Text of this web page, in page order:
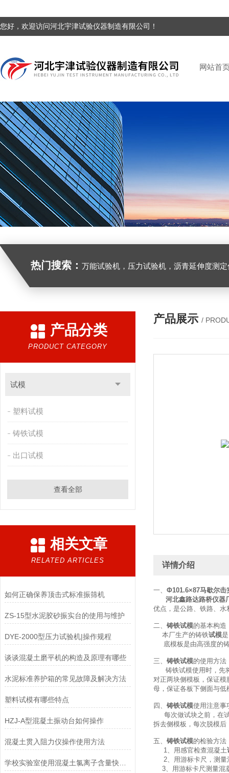
您好，欢迎访问河北宇津试验仪器制造有限公司！
网站首
热门搜索： 万能试验机，压力试验机，沥青延伸度测定仪，沥青混合料拌合机，全自动沥青混合料离心式抽提仪，马歇尔电动
产品分类
PRODUCT CATEGORY
试模
塑料试模
铸铁试模
出口试模
查看全部
相关文章
RELATED ARTICLES
如何正确保养顶击式标准振筛机
ZS-15型水泥胶砂振实台的使用与维护
DYE-2000型压力试验机|操作规程
谈谈混凝土磨平机的构造及原理有哪些
水泥标准养护箱的常见故障及解决方法
塑料试模有哪些特点
HZJ-A型混凝土振动台如何操作
混凝土贯入阻力仪操作使用方法
学校实验室使用混凝土氯离子含量快速测定仪标准
产品展示 /
详情介绍
一、 Φ101.6×87马歇尔击
河北鑫路达路桥仪器
优点，是公路、铁路、
二、 铸铁试模的基本构造
本厂生产的铸铁试模
底模板是由高强度的铸
三、 铸铁试模的使用方法
铸铁试模使用时，先将
对正两块侧模板，保证
母，保证各板下侧面与低
四、 铸铁试模使用注意事
每次做试块之前，在试
拆去侧模板，每次脱模
五、 铸铁试模的检验方法
1、用感官检查混凝土
2、用游标卡尺，测量
3、用游标卡尺测量混